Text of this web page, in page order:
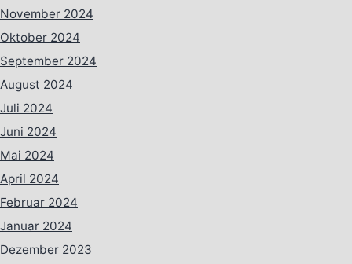
November 2024
Oktober 2024
September 2024
August 2024
Juli 2024
Juni 2024
Mai 2024
April 2024
Februar 2024
Januar 2024
Dezember 2023